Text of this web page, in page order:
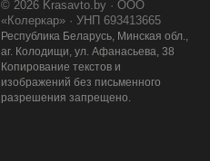
© 2026 Krasavto.by · ООО
«Колеркар» · УНП 693413665
Республика Беларусь, Минская обл.,
аг. Колодищи, ул. Афанасьева, 38
Копирование текстов и
изображений без письменного
разрешения запрещено.